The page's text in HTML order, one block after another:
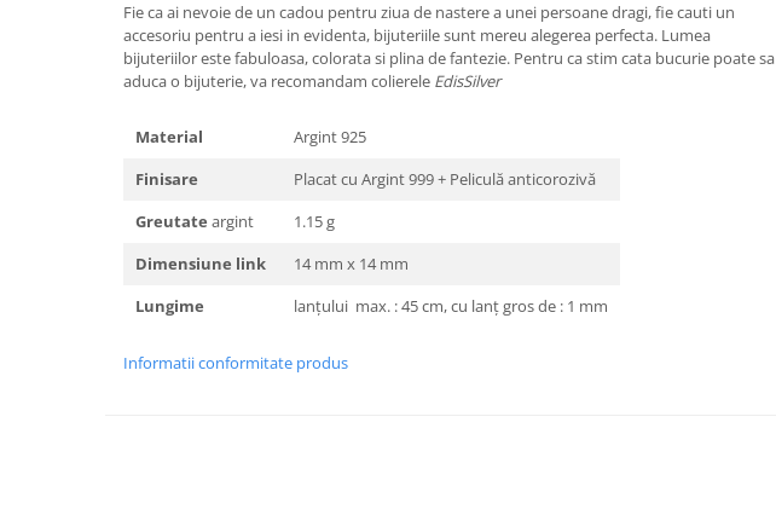
Fie ca ai nevoie de un cadou pentru ziua de nastere a unei persoane dragi, fie cauti un
accesoriu pentru a iesi in evidenta, bijuteriile sunt mereu alegerea perfecta. Lumea
bijuteriilor este fabuloasa, colorata si plina de fantezie. Pentru ca stim cata bucurie poate sa
aduca o bijuterie, va recomandam colierele EdisSilver
Material
Argint 925
Finisare
Placat cu Argint 999 + Peliculă anticorozivă
Greutate argint
1.15 g
Dimensiune link
14 mm x 14 mm
Lungime
lanțului max. : 45 cm, cu lanț gros de : 1 mm
Informatii conformitate produs